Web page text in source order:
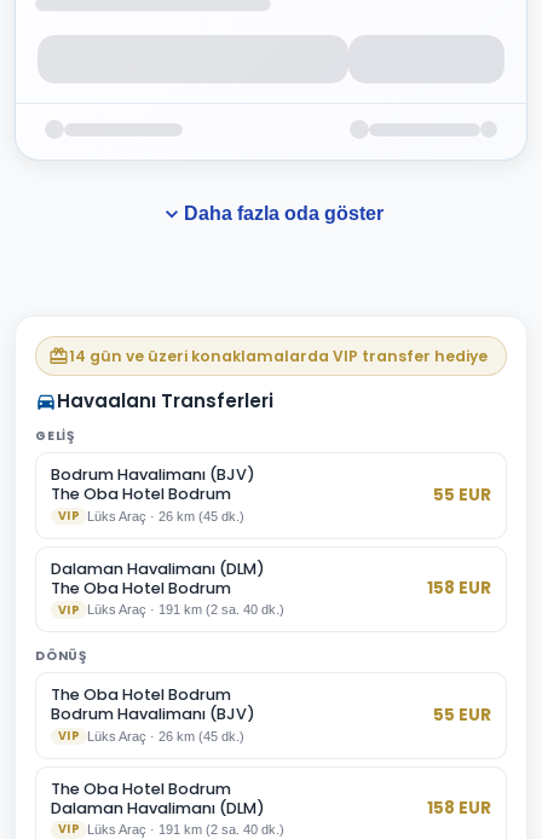
Daha fazla oda göster
14 gün ve üzeri konaklamalarda VIP transfer hediye
Havaalanı Transferleri
GELIŞ
Bodrum Havalimanı (BJV)
The Oba Hotel Bodrum
VIP Lüks Araç ·26 km (45 dk.)
55 EUR
Dalaman Havalimanı (DLM)
The Oba Hotel Bodrum
VIP Lüks Araç · 191 km (2 sa. 40 dk.)
158 EUR
DÖNÜŞ
The Oba Hotel Bodrum
Bodrum Havalimanı (BJV)
VIP Lüks Araç ·26 km (45 dk.)
55 EUR
The Oba Hotel Bodrum
Dalaman Havalimanı (DLM)
VIP Lüks Araç · 191 km (2 sa. 40 dk.)
158 EUR